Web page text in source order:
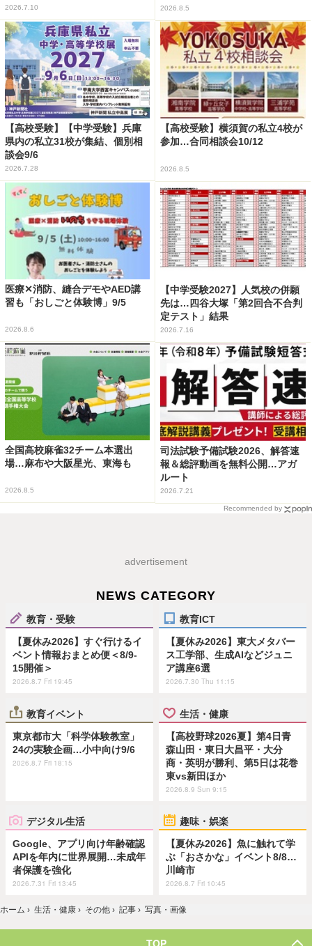
2026.7.10 2026.8.5
【高校受験】【中学受験】兵庫
県内の私立31校が集結、個別相
談会9/6
2026.7.28
【高校受験】横須賀の私立4校が
参加…合同相談会10/12
2026.8.5
医療✕消防、縫合デモやAED講
習も「おしごと体験博」9/5
2026.8.6
【中学受験2027】人気校の併願
先は…四谷大塚「第2回合不合判
定テスト」結果
2026.7.16
全国高校麻雀32チーム本選出
場…麻布や大阪星光、東海も
2026.8.5
司法試験予備試験2026、解答速
報＆総評動画を無料公開…アガ
ルート
2026.7.21
Recommended by
advertisement
NEWS CATEGORY
教育・受験
【夏休み2026】すぐ行けるイ
ベント情報おまとめ便＜8/9-
15開催＞
2026.8.7 Fri 19:45
教育ICT
【夏休み2026】東大メタバー
ス工学部、生成AIなどジュニ
ア講座6選
2026.7.30 Thu 11:15
教育イベント
東京都市大「科学体験教室」
24の実験企画…小中向け9/6
2026.8.7 Fri 18:15
生活・健康
【高校野球2026夏】第4日青
森山田・東日大昌平・大分
商・英明が勝利、第5日は花巻
東vs新田ほか
2026.8.9 Sun 9:15
デジタル生活
Google、アプリ向け年齢確認
APIを年内に世界展開…未成年
者保護を強化
2026.7.31 Fri 13:45
趣味・娯楽
【夏休み2026】魚に触れて学
ぶ「おさかな」イベント8/8…
川崎市
2026.8.7 Fri 10:45
ホーム › 生活・健康 › その他 › 記事 › 写真・画像